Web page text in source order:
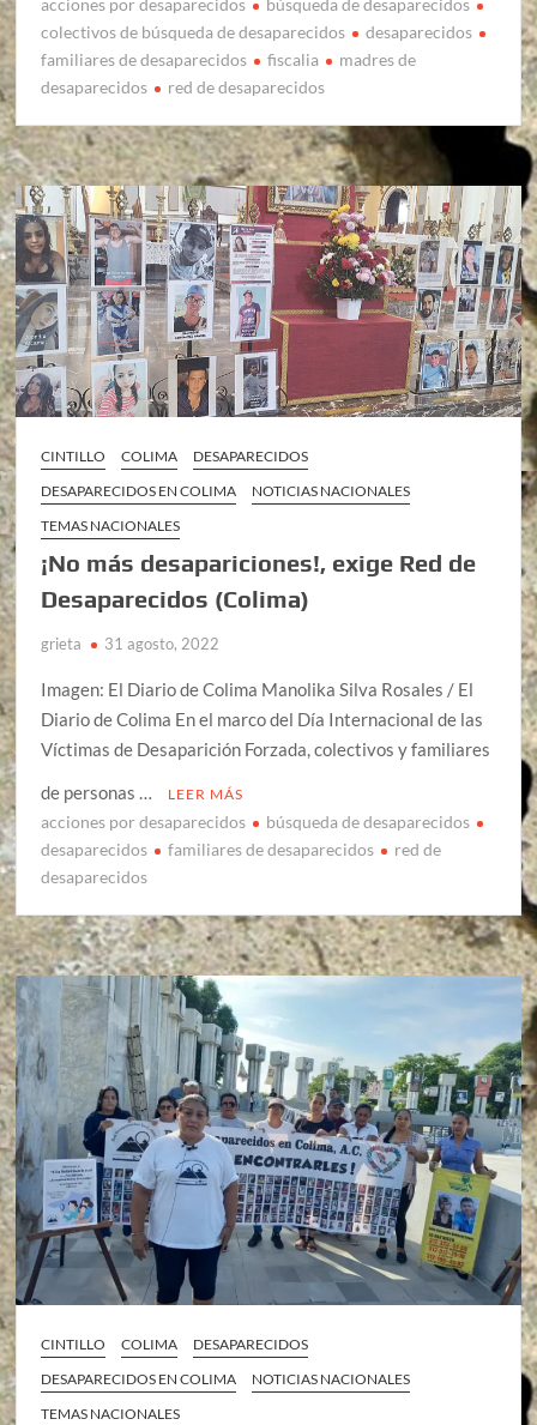
acciones por desaparecidos
búsqueda de desaparecidos
colectivos de búsqueda de desaparecidos
desaparecidos
familiares de desaparecidos
fiscalia
madres de
desaparecidos
red de desaparecidos
CINTILLO COLIMA
DESAPARECIDOS
DESAPARECIDOS EN COLIMA
NOTICIAS NACIONALES
TEMAS NACIONALES
¡No más desapariciones!, exige Red de
Desaparecidos (Colima)
grieta 31 agosto, 2022
Imagen: El Diario de Colima Manolika Silva Rosales / El
Diario de Colima En el marco del Día Internacional de las
Víctimas de Desaparición Forzada, colectivos y familiares
de personas …
LEER MÁS
acciones por desaparecidos
búsqueda de desaparecidos
desaparecidos
familiares de desaparecidos
red de
desaparecidos
CINTILLO COLIMA
DESAPARECIDOS
DESAPARECIDOS EN COLIMA
NOTICIAS NACIONALES
TEMAS NACIONALES